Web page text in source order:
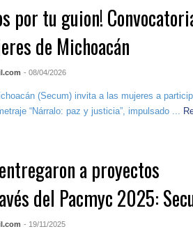
por tu guion!
de Michoacán
- 08/04/2026
(Secum) invita a las mujeres a
“Nárralo: paz y justicia”, impulsado ...
a proyectos
del Pacmyc 2025:
- 19/11/2025